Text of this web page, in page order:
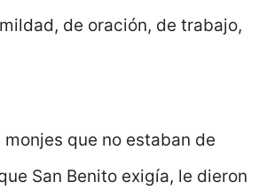
de oración, de trabajo,
que no estaban de
San Benito exigía, le dieron